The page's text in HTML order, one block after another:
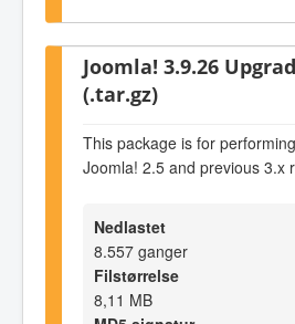
Joomla! 3.9.26
(.tar.gz)
This package is for
Joomla! 2.5 and previous 3.x
Nedlastet
8.557 ganger
Filstørrelse
8,11 MB